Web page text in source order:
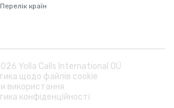
Перелік країн
Yolla Calls International OÜ
щодо файлів cookie
використання
конфіденційності